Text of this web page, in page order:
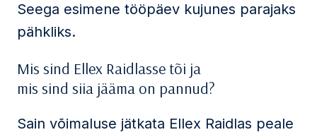
Seega esimene tööpäev kujunes parajaks
pähkliks.
Mis sind Ellex Raidlasse tõi ja
mis sind siia jääma on pannud?
Sain võimaluse jätkata Ellex Raidlas peale